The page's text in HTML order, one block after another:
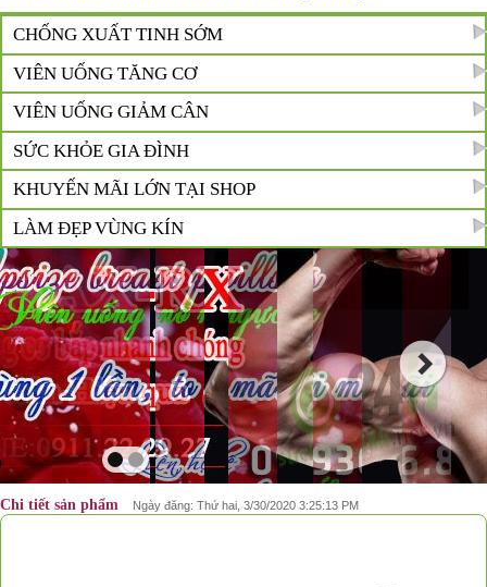
CHỐNG XUẤT TINH SỚM
VIÊN UỐNG TĂNG CƠ
VIÊN UỐNG GIẢM CÂN
SỨC KHỎE GIA ĐÌNH
KHUYẾN MÃI LỚN TẠI SHOP
LÀM ĐẸP VÙNG KÍN
Chi tiết sản phẩm Ngày đăng: Thứ hai, 3/30/2020 3:25:13 PM